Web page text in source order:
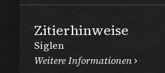
Zitierhinweise
Siglen
Weitere Informationen